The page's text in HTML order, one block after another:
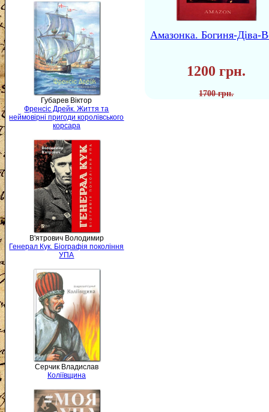
Губарев Віктор
Френсіс Дрейк. Життя та
неймовірні пригоди королівського
корсара
В'ятрович Володимир
Генерал Кук. Біографія покоління
УПА
Серчик Владислав
Коліївщина
Амазонка. Богиня-Діва-
1200 грн.
1700 грн.